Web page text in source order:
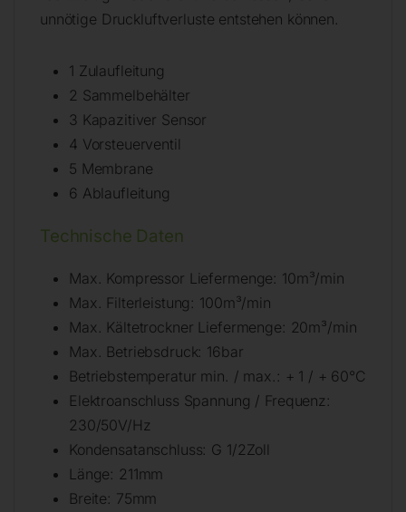
unnötige Druckluftverluste entstehen können.
1 Zulaufleitung
2 Sammelbehälter
3 Kapazitiver Sensor
4 Vorsteuerventil
5 Membrane
6 Ablaufleitung
Technische Daten
Max. Kompressor Liefermenge: 10m³/min
Max. Filterleistung: 100m³/min
Max. Kältetrockner Liefermenge: 20m³/min
Max. Betriebsdruck: 16bar
Betriebstemperatur min. / max.: + 1 / + 60°C
Elektroanschluss Spannung / Frequenz:
230/50V/Hz
Kondensatanschluss: G 1/2Zoll
Länge: 211mm
Breite: 75mm